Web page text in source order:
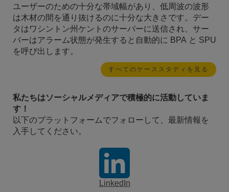
ユーザーのための十分な帯域幅があり、低周波の波形
は木材の間を通り抜けるのに十分な大きさです。デー
タはワシントン州ケントのサーバーに送信され、サー
バーはアラーム状態が発生すると自動的に BPA と SPU
を呼び出します。
すべてのケーススタディを見る
私たちはソーシャルメディアで積極的に活動していま
す！
以下のプラットフォームでフォローして、最新情報を
入手してください。
LinkedIn